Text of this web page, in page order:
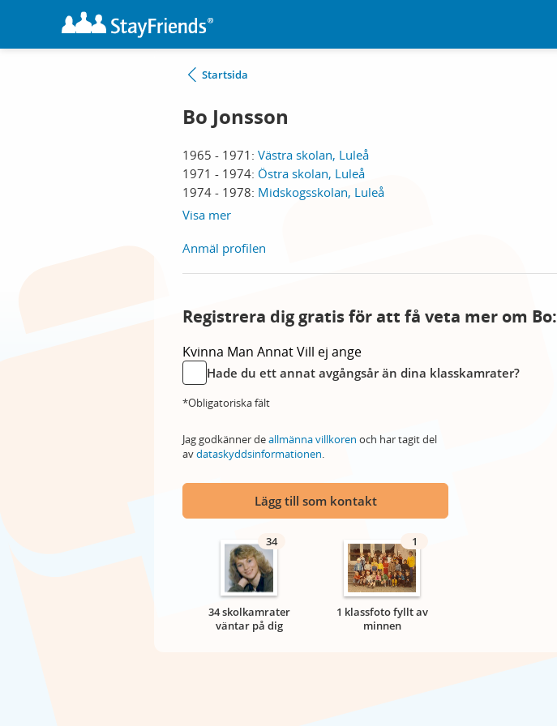
Startsida
Bo Jonsson
1965 - 1971: Västra skolan, Luleå
1971 - 1974: Östra skolan, Luleå
1974 - 1978: Midskogsskolan, Luleå
Visa mer
Anmäl profilen
Registrera dig gratis för att få veta mer om Bo:
Kvinna Man AnnatVill ej ange
Hade du ett annat avgångsår än dina klasskamrater?
*Obligatoriska fält
Jag godkänner deallmänna villkoren och har tagit del
avdataskyddsinformationen.
Lägg till som kontakt
34
34 skolkamrater
väntar på dig
1
1 klassfoto fyllt av
minnen